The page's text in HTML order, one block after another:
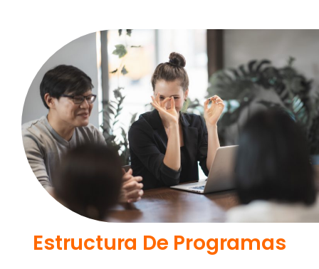
Estructura De Programas